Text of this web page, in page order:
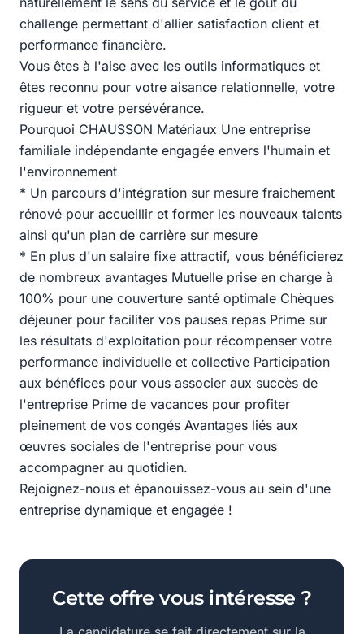
challenge permettant d'allier satisfaction client et
performance financière.
Vous êtes à l'aise avec les outils informatiques et
êtes reconnu pour votre aisance relationnelle, votre
rigueur et votre persévérance.
Pourquoi CHAUSSON Matériaux Une entreprise
familiale indépendante engagée envers l'humain et
l'environnement
* Un parcours d'intégration sur mesure fraichement
rénové pour accueillir et former les nouveaux talents
ainsi qu'un plan de carrière sur mesure
* En plus d'un salaire fixe attractif, vous bénéficierez
de nombreux avantages Mutuelle prise en charge à
100% pour une couverture santé optimale Chèques
déjeuner pour faciliter vos pauses repas Prime sur
les résultats d'exploitation pour récompenser votre
performance individuelle et collective Participation
aux bénéfices pour vous associer aux succès de
l'entreprise Prime de vacances pour profiter
pleinement de vos congés Avantages liés aux
œuvres sociales de l'entreprise pour vous
accompagner au quotidien.
Rejoignez-nous et épanouissez-vous au sein d'une
entreprise dynamique et engagée !
Cette offre vous intéresse ?